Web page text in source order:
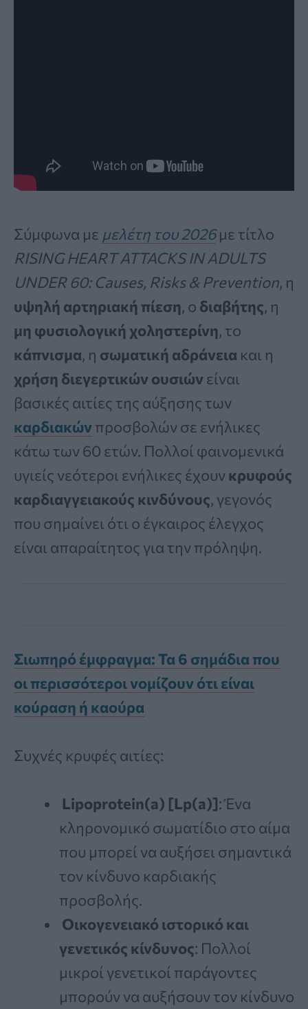
Σύμφωνα με μελέτη του 2026με τίτλο
RISING HEART ATTACKS IN ADULTS
UNDER 60: Causes, Risks & Prevention, η
υψηλή αρτηριακή πίεση, ο διαβήτης, η
μη φυσιολογική χοληστερίνη, το
κάπνισμα, η σωματική αδράνεια και η
χρήση διεγερτικών ουσιών είναι
βασικές αιτίες της αύξησης των
καρδιακώνπροσβολών σε ενήλικες
κάτω των 60 ετών. Πολλοί φαινομενικά
υγιείς νεότεροι ενήλικες έχουν κρυφούς
καρδιαγγειακούς κινδύνους, γεγονός
που σημαίνει ότι ο έγκαιρος έλεγχος
είναι απαραίτητος για την πρόληψη.
Σιωπηρό έμφραγμα: Τα 6 σημάδια που
οι περισσότεροι νομίζουν ότι είναι
κούραση ή καούρα
Συχνές κρυφές αιτίες:
Lipoprotein(a) [Lp(a)]: Ένα
κληρονομικό σωματίδιο στο αίμα
που μπορεί να αυξήσει σημαντικά
τον κίνδυνο καρδιακής
προσβολής.
Οικογενειακό ιστορικό και
γενετικός κίνδυνος: Πολλοί
μικροί γενετικοί παράγοντες
μπορούν να αυξήσουν τον κίνδυνο